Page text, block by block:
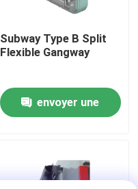
Subway Type B Split
Flexible Gangway
envoyer une